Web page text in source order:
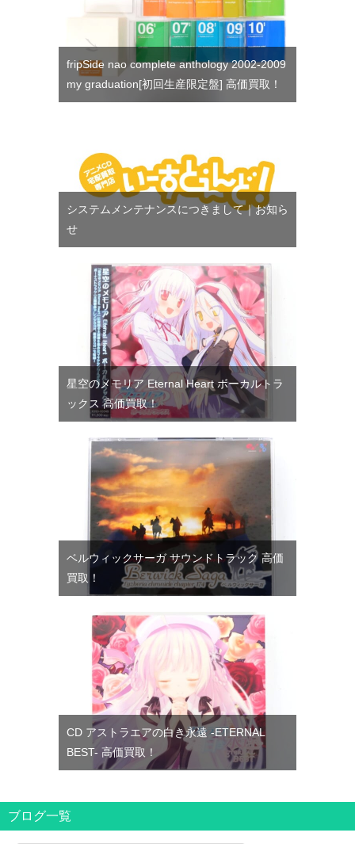
fripSide nao complete anthology 2002-2009
my graduation[初回生産限定盤] 高価買取！
システムメンテナンスにつきまして｜お知ら
せ
星空のメモリア Eternal Heart ボーカルトラ
ックス 高価買取！
ベルウィックサーガ サウンドトラック 高価
買取！
CD アストラエアの白き永遠 -ETERNAL
BEST- 高価買取！
ブログ一覧